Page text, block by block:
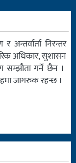
निरन्तर
अधिकार, सुशासन
सम्झौता गर्ने छैन ।
जागरुक रहन्छ ।